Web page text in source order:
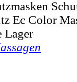
Ec Color
Lager